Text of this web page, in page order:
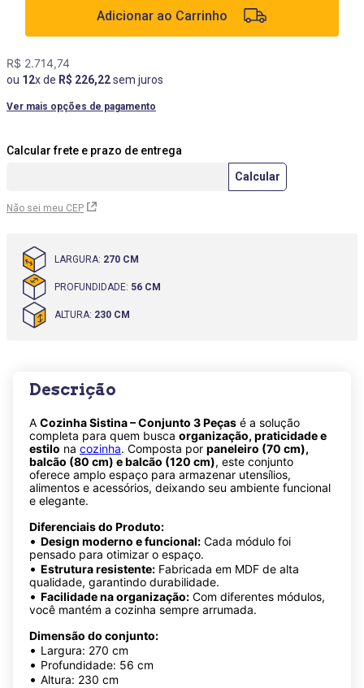
Adicionar ao Carrinho
R$ 2.714,74
ou 12x de R$ 226,22sem juros
Ver mais opções de pagamento
Não sei meu CEP
LARGURA: 270 CM
PROFUNDIDADE: 56 CM
ALTURA: 230 CM
Descrição
A Cozinha Sistina – Conjunto 3 Peças é a solução
completa para quem busca organização, praticidade e
estilo na cozinha. Composta por paneleiro (70 cm),
balcão (80 cm) e balcão (120 cm), este conjunto
oferece amplo espaço para armazenar utensílios,
alimentos e acessórios, deixando seu ambiente funcional
e elegante.
Diferenciais do Produto:
• Design moderno e funcional: Cada módulo foi
pensado para otimizar o espaço.
• Estrutura resistente: Fabricada em MDF de alta
qualidade, garantindo durabilidade.
• Facilidade na organização: Com diferentes módulos,
você mantém a cozinha sempre arrumada.
Dimensão do conjunto:
• Largura: 270 cm
• Profundidade: 56 cm
• Altura: 230 cm